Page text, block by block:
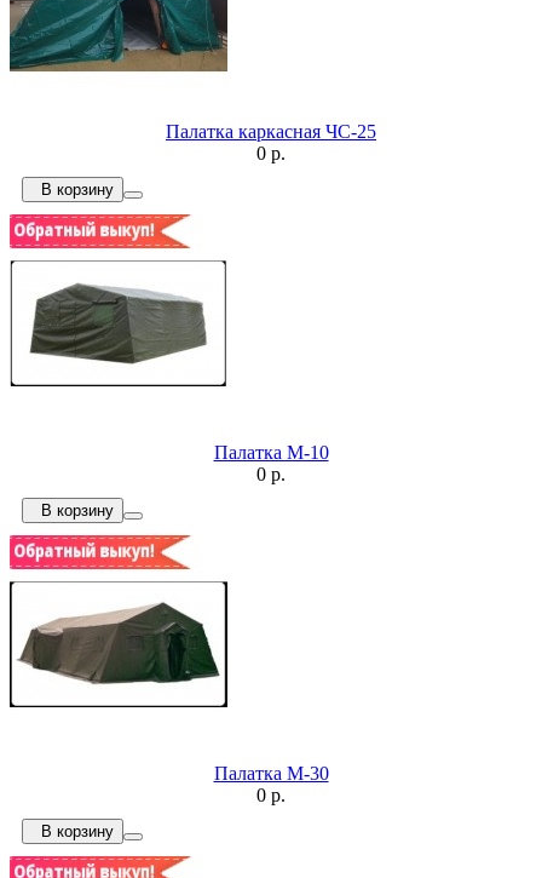
Палатка каркасная ЧС-25
0 р.
В корзину
Палатка М-10
0 р.
В корзину
Палатка М-30
0 р.
В корзину